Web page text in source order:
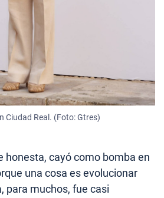
Ciudad Real. (Foto: Gtres)
honesta, cayó como bomba en
una cosa es evolucionar
para muchos, fue casi